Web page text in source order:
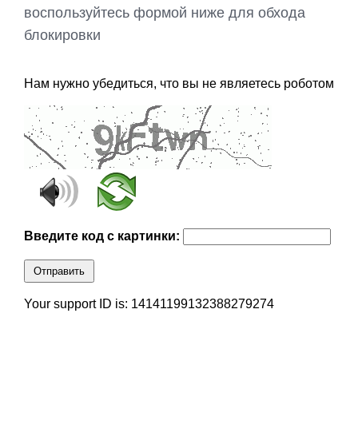
воспользуйтесь формой ниже для обхода
блокировки
Нам нужно убедиться, что вы не являетесь роботом
Введите код с картинки:
Отправить
Your support ID is: 14141199132388279274